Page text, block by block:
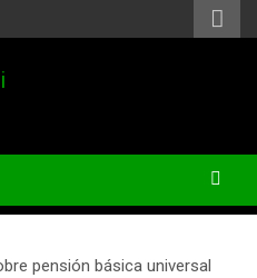
pensión básica universal